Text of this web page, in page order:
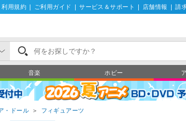
利用規約 ご利用ガイド サービス＆サポート 店舗情報 請
音楽 ホビー
・ドール ＞ フィギュアーツ